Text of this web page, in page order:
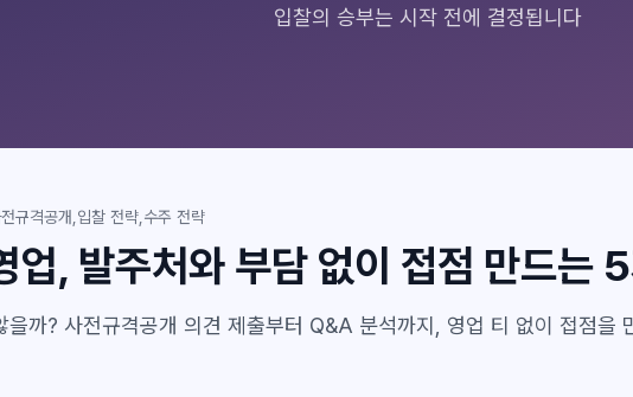
입찰의 승부는 시작 전에 결정됩니다
규격공개 입찰 전략 수주 전략
업, 발주처와 부담 없이 접점 만드는
을까? 사전규격공개 의견 제출부터 Q&A 분석까지, 영업 티 없이 접점을